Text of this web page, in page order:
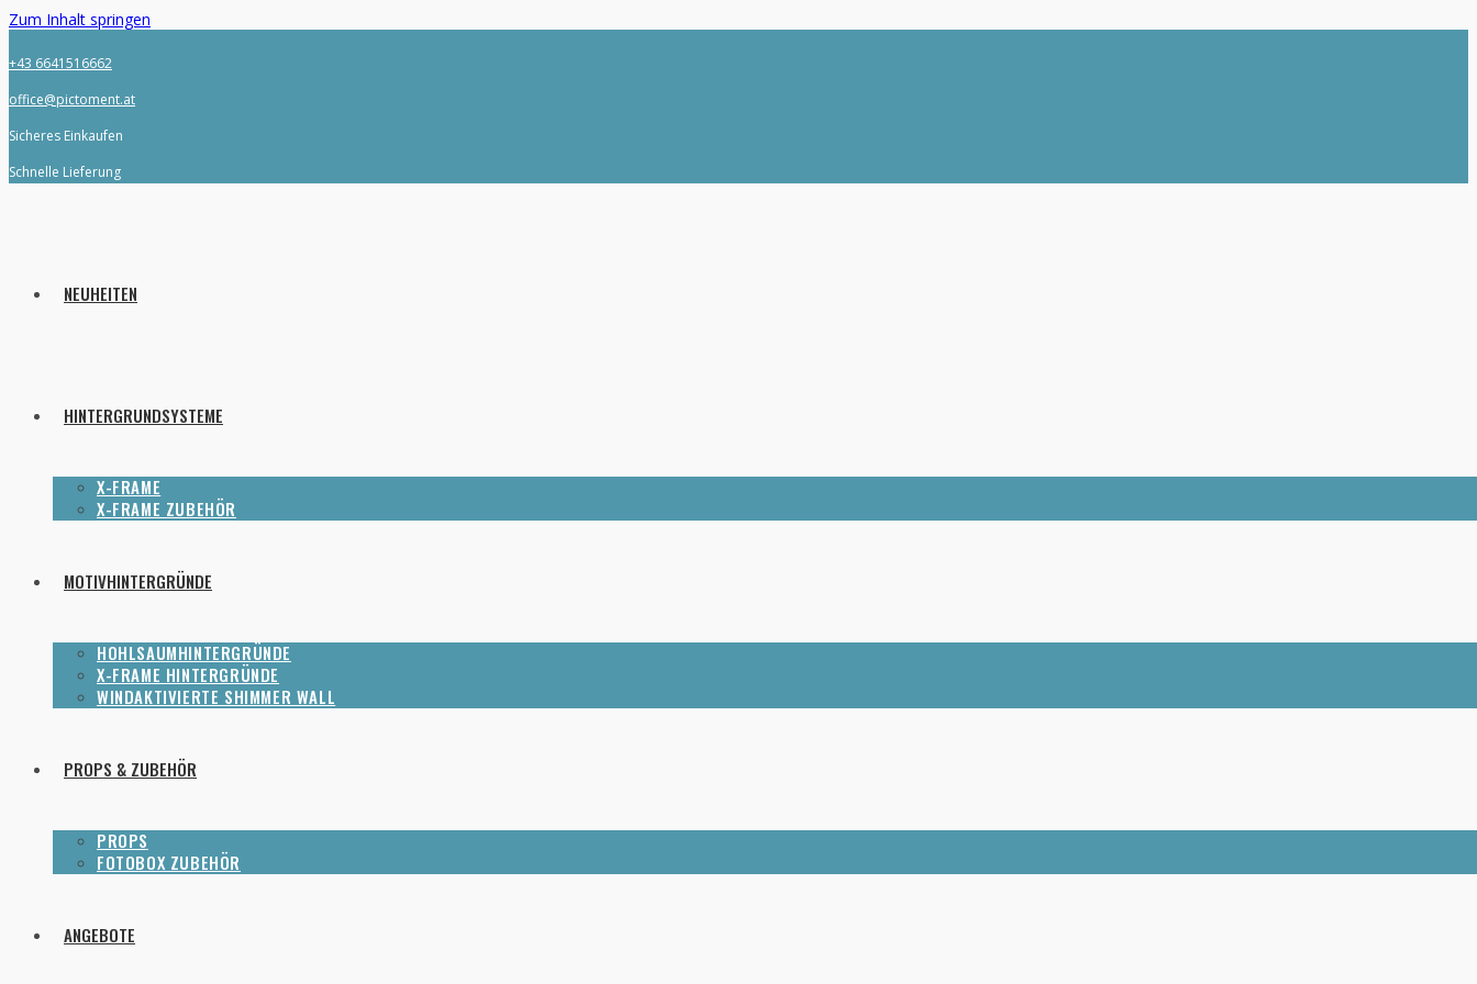
Zum Inhalt springen
+43 6641516662
office@pictoment.at
Sicheres Einkaufen
Schnelle Lieferung
NEUHEITEN
HINTERGRUNDSYSTEME
X-FRAME
X-FRAME ZUBEHÖR
MOTIVHINTERGRÜNDE
HOHLSAUMHINTERGRÜNDE
X-FRAME HINTERGRÜNDE
WINDAKTIVIERTE SHIMMER WALL
PROPS & ZUBEHÖR
PROPS
FOTOBOX ZUBEHÖR
ANGEBOTE